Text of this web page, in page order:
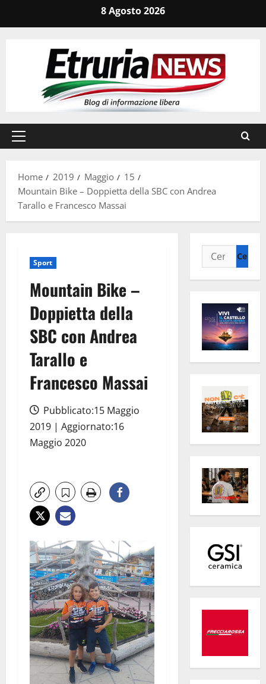
8 Agosto 2026
Menu
Home
2019 Maggio
15
Mountain Bike – Doppietta della SBC con Andrea
Tarallo e Francesco Massai
Sport
Mountain Bike –
Doppietta della
SBC con Andrea
Tarallo e
Francesco Massai
Pubblicato:15 Maggio
2019 | Aggiornato:16
Maggio 2020
Ricerca
per: